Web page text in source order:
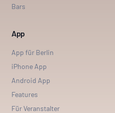
Bars
App
App für Berlin
iPhone App
Android App
Features
Für Veranstalter